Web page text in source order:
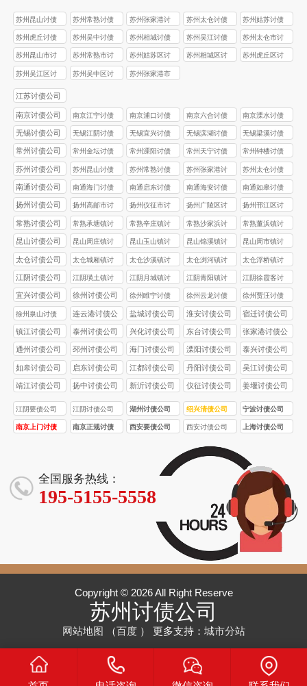
苏州昆山讨债
公司
苏州常熟讨债
公司
苏州张家港讨
债公司
苏州太仓讨债
公司
苏州姑苏讨债
公司
苏州虎丘讨债
公司
苏州吴中讨债
公司
苏州相城讨债
公司
苏州吴江讨债
公司
苏州太仓市讨
债公司
苏州昆山市讨
债公司
苏州常熟市讨
债公司
苏州姑苏区讨
债公司
苏州相城区讨
苏州虎丘区讨
苏州吴江区讨
债公司
苏州吴中区讨
苏州张家港市
江苏讨债公司
南京讨债公司
南京江宁讨债
公司
南京浦口讨债
公司
南京六合讨债
公司
南京溧水讨债
公司
无锡讨债公司
无锡江阴讨债
公司
无锡宜兴讨债
公司
无锡滨湖讨债
公司
无锡梁溪讨债
公司
常州讨债公司
常州金坛讨债
公司
常州溧阳讨债
公司
常州天宁讨债
公司
常州钟楼讨债
公司
苏州讨债公司
苏州昆山讨债
公司
苏州常熟讨债
公司
苏州张家港讨
债公司
苏州太仓讨债
公司
南通讨债公司
南通海门讨债
公司
南通启东讨债
公司
南通海安讨债
公司
南通如皋讨债
公司
扬州讨债公司
扬州高邮市讨
债公司
扬州仪征市讨
债公司
扬州广陵区讨
债公司
扬州邗江区讨
债公司
常熟讨债公司
常熟承塘镇讨
债公司
常熟辛庄镇讨
债公司
常熟沙家浜讨
债公司
常熟董浜镇讨
债公司
昆山讨债公司
昆山周庄镇讨
债公司
昆山玉山镇讨
债公司
昆山锦溪镇讨
债公司
昆山周市镇讨
债公司
太仓讨债公司
太仓城厢镇讨
债公司
太仓沙溪镇讨
债公司
太仓浏河镇讨
债公司
太仓浮桥镇讨
债公司
江阴讨债公司
江阴璜土镇讨
债公司
江阴月城镇讨
债公司
江阴青阳镇讨
债公司
江阴徐霞客讨
债公司
宜兴讨债公司 徐州讨债公司
徐州睢宁讨债
公司
徐州云龙讨债
公司
徐州贾汪讨债
公司
徐州泉山讨债
公司
连云港讨债公
司
盐城讨债公司 淮安讨债公司 宿迁讨债公司
镇江讨债公司 泰州讨债公司 兴化讨债公司 东台讨债公司
张家港讨债公
司
通州讨债公司 邳州讨债公司 海门讨债公司 溧阳讨债公司 泰兴讨债公司
如皋讨债公司 启东讨债公司 江都讨债公司 丹阳讨债公司 吴江讨债公司
靖江讨债公司 扬中讨债公司 新沂讨债公司 仪征讨债公司 姜堰讨债公司
江阴要债公司 江阴讨债公司 湖州讨债公司 绍兴清债公司 宁波讨债公司
南京上门讨债
南京正规讨债
西安要债公司 西安讨债公司 上海讨债公司
全国服务热线：
195-5155-5558
Copyright © 2026 All Right Reserve
苏州讨债公司
网站地图 （百度） 更多支持： 城市分站